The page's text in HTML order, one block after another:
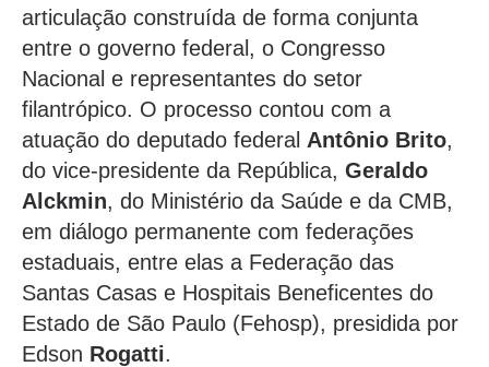
articulação construída de forma conjunta
entre o governo federal, o Congresso
Nacional e representantes do setor
filantrópico. O processo contou com a
atuação do deputado federal Antônio Brito,
do vice-presidente da República, Geraldo
Alckmin, do Ministério da Saúde e da CMB,
em diálogo permanente com federações
estaduais, entre elas a Federação das
Santas Casas e Hospitais Beneficentes do
Estado de São Paulo (Fehosp), presidida por
Edson Rogatti.